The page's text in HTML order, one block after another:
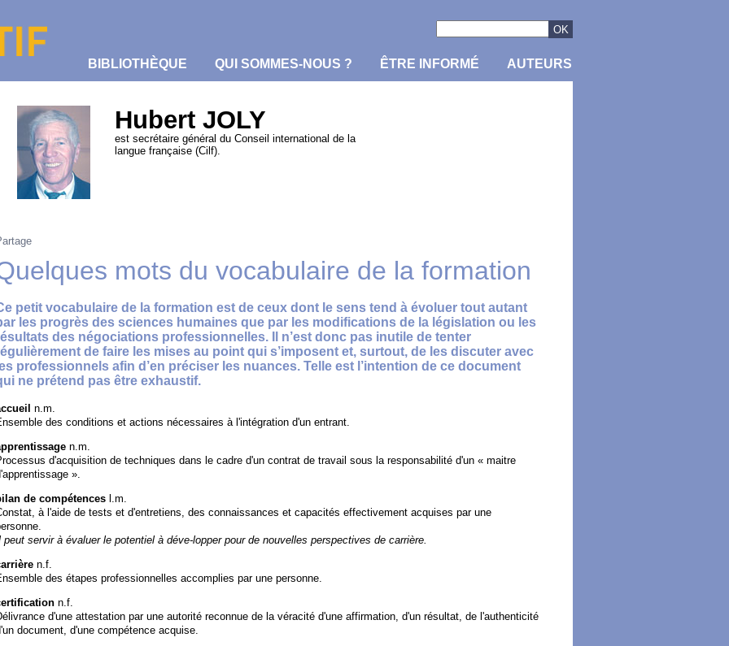
BIBLIOTHÈQUE QUI SOMMES-NOUS ? ÊTRE INFORMÉ AUTEURS
Hubert JOLY
est secrétaire général du Conseil international de la
langue française (Cilf).
mots du vocabulaire de la formation
petit vocabulaire de la formation est de ceux dont le sens tend à évoluer tout autant
les progrès des sciences humaines que par les modifications de la législation ou les
des négociations professionnelles. Il n’est donc pas inutile de tenter
de faire les mises au point qui s’imposent et, surtout, de les discuter avec
professionnels afin d’en préciser les nuances. Telle est l’intention de ce document
ne prétend pas être exhaustif.
n.m.
des conditions et actions nécessaires à l'intégration d'un entrant.
n.m.
d'acquisition de techniques dans le cadre d'un contrat de travail sous la responsabilité d'un « maitre
».
de compétences l.m.
à l'aide de tests et d'entretiens, des connaissances et capacités effectivement acquises par une
peut servir à évaluer le potentiel à déve-lopper pour de nouvelles perspectives de carrière.
n.f.
des étapes professionnelles accomplies par une personne.
n.f.
d'une attestation par une autorité reconnue de la véracité d'une affirmation, d'un résultat, de l'authenticité
document, d'une compétence acquise.